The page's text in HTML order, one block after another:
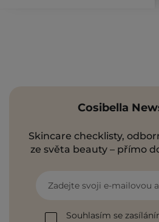
Cosibella
Skincare checklisty,
ze světa beauty – přímo
Zadejte svoji e-mailovou
Souhlasím se